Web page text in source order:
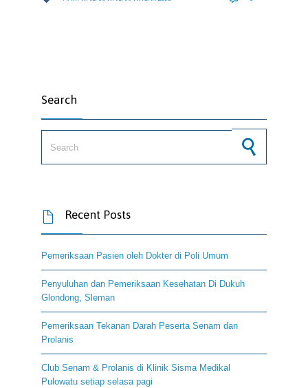
Search
 Recent Posts
Pemeriksaan Pasien oleh Dokter di Poli Umum
Penyuluhan dan Pemeriksaan Kesehatan Di Dukuh
Glondong, Sleman
Pemeriksaan Tekanan Darah Peserta Senam dan
Prolanis
Club Senam & Prolanis di Klinik Sisma Medikal
Pulowatu setiap selasa pagi